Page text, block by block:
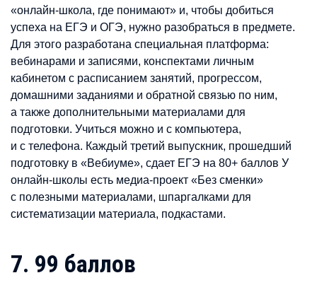
«онлайн-школа, где понимают» и, чтобы добиться
успеха на ЕГЭ и ОГЭ, нужно разобраться в предмете.
Для этого разработана специальная платформа:
вебинарами и записями, конспектами личным
кабинетом с расписанием занятий, прогрессом,
домашними заданиями и обратной связью по ним,
а также дополнительными материалами для
подготовки. Учиться можно и с компьютера,
и с телефона. Каждый третий выпускник, прошедший
подготовку в «Вебиуме», сдает ЕГЭ на 80+ баллов У
онлайн-школы есть медиа-проект «Без сменки»
с полезными материалами, шпаргалками для
систематизации материала, подкастами.
7. 99 баллов